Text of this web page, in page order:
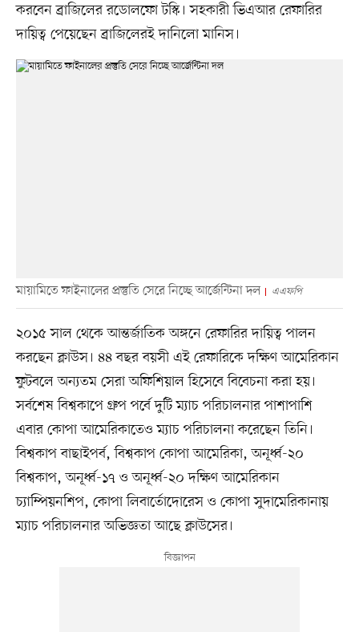
করবেন ব্রাজিলের রডোলফো টস্কি। সহকারী ভিএআর রেফারির
দায়িত্ব পেয়েছেন ব্রাজিলেরই দানিলো মানিস।
মায়ামিতে ফাইনালের প্রস্তুতি সেরে নিচ্ছে আর্জেন্টিনা দল এএফপি
২০১৫ সাল থেকে আন্তর্জাতিক অঙ্গনে রেফারির দায়িত্ব পালন
করছেন ক্লাউস। ৪৪ বছর বয়সী এই রেফারিকে দক্ষিণ আমেরিকান
ফুটবলে অন্যতম সেরা অফিশিয়াল হিসেবে বিবেচনা করা হয়।
সর্বশেষ বিশ্বকাপে গ্রুপ পর্বে দুটি ম্যাচ পরিচালনার পাশাপাশি
এবার কোপা আমেরিকাতেও ম্যাচ পরিচালনা করেছেন তিনি।
বিশ্বকাপ বাছাইপর্ব, বিশ্বকাপ কোপা আমেরিকা, অনূর্ধ্ব-২০
বিশ্বকাপ, অনূর্ধ্ব-১৭ ও অনূর্ধ্ব-২০ দক্ষিণ আমেরিকান
চ্যাম্পিয়নশিপ, কোপা লিবার্তোদোরেস ও কোপা সুদামেরিকানায়
ম্যাচ পরিচালনার অভিজ্ঞতা আছে ক্লাউসের।